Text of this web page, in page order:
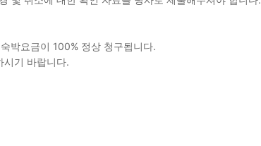
박요금이 100% 정상 청구됩니다.
시기 바랍니다.